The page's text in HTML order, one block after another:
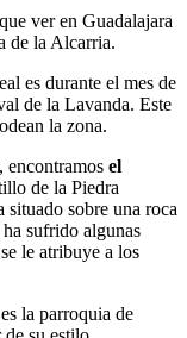
ver en Guadalajara
de la Alcarria.
es durante el mes de
de la Lavanda. Este
la zona.
encontramos el
de la Piedra
situado sobre una roca
sufrido algunas
le atribuye a los
la parroquia de